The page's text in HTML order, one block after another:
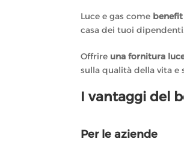
Luce e gas come
casa dei tuoi
Offrire una fornitura
sulla qualità della vita
I vantaggi del
Per le aziende